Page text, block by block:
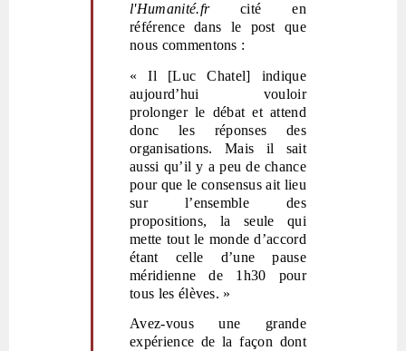
l'Humanité.frcité en
référence dans le post que
nous commentons :
« Il [Luc Chatel] indique
aujourd’hui vouloir
prolonger le débat et attend
donc les réponses des
organisations. Mais il sait
aussi qu’il y a peu de chance
pour que le consensus ait lieu
sur l’ensemble des
propositions, la seule qui
mette tout le monde d’accord
étant celle d’une pause
méridienne de 1h30 pour
tous les élèves. »
Avez-vous une grande
expérience de la façon dont